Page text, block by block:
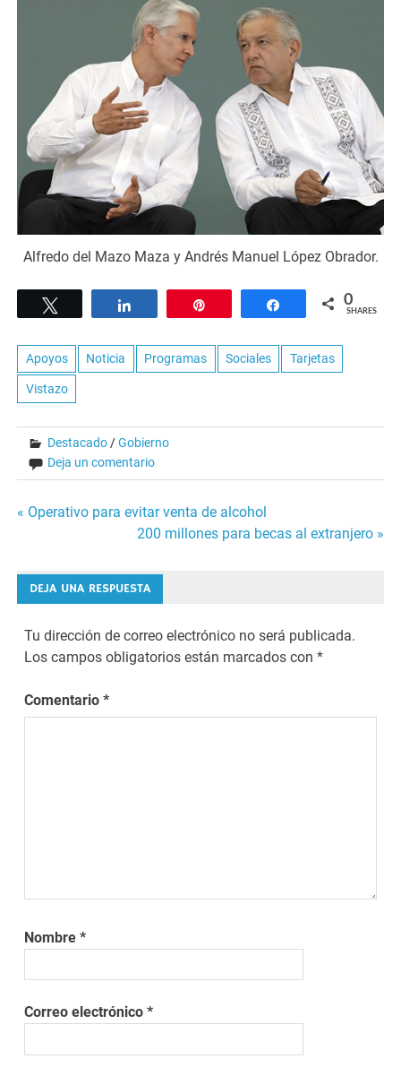
Alfredo del Mazo Maza y Andrés Manuel López Obrador.
Share 0
SHARES
Apoyos Noticia Programas Sociales Tarjetas
Vistazo
Destacado /Gobierno
Deja un comentario
Navegación
entradas
« Operativo para evitar venta de alcohol
200 millones para becas al extranjero »
DEJA UNA RESPUESTA
Tu dirección de correo electrónico no será publicada.
Los campos obligatorios están marcados con*
Comentario*
Nombre*
Correo electrónico*